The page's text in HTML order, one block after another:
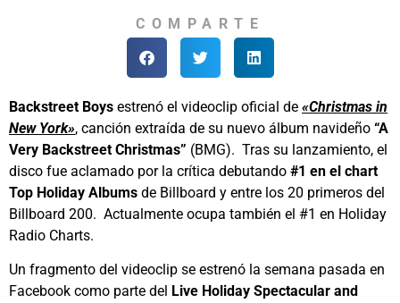
COMPARTE
Backstreet Boys estrenó el videoclip oficial de «Christmas in
New York», canción extraída de su nuevo álbum navideño “A
Very Backstreet Christmas” (BMG). Tras su lanzamiento, el
disco fue aclamado por la crítica debutando #1 en el chart
Top Holiday Albums de Billboard y entre los 20 primeros del
Billboard 200. Actualmente ocupa también el #1 en Holiday
Radio Charts.
Un fragmento del videoclip se estrenó la semana pasada en
Facebook como parte del Live Holiday Spectacular and